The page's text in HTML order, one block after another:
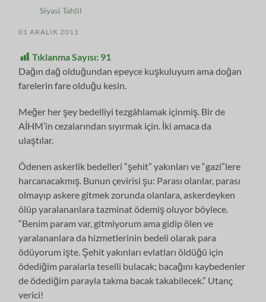
Siyasi Tahlil
01 ARALIK 2011
Tıklanma Sayısı: 91
Dağın dağ olduğundan epeyce kuşkuluyum ama doğan
farelerin fare olduğu kesin.
Meğer her şey bedelliyi tezgâhlamak içinmiş. Bir de
AİHM’in cezalarından sıyırmak için. İki amaca da
ulaştılar.
Ödenen askerlik bedelleri “şehit” yakınları ve “gazi”lere
harcanacakmış. Bunun çevirisi şu: Parası olanlar, parası
olmayıp askere gitmek zorunda olanlara, askerdeyken
ölüp yaralananlara tazminat ödemiş oluyor böylece.
“Benim param var, gitmiyorum ama gidip ölen ve
yaralananlara da hizmetlerinin bedeli olarak para
ödüyorum işte. Şehit yakınları evlatları öldüğü için
ödediğim paralarla teselli bulacak; bacağını kaybedenler
de ödediğim parayla takma bacak takabilecek.” Utanç
verici!